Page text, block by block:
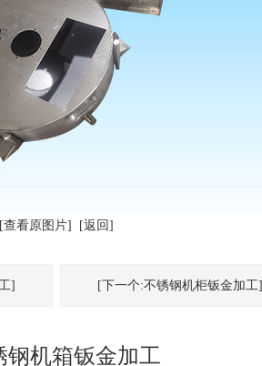
[查看原图片] [返回]
] [下一个:不锈钢机柜钣金加工]
钢机箱钣金加工